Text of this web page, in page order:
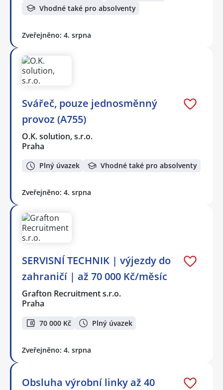
Vhodné také pro absolventy
Zveřejněno: 4. srpna
Svářeč, pouze jednosměnný
provoz (A755)
O.K. solution, s.r.o.
Praha
Plný úvazek Vhodné také pro absolventy
Zveřejněno: 4. srpna
SERVISNÍ TECHNIK | výjezdy do
zahraničí | až 70 000 Kč/měsíc
Grafton Recruitment s.r.o.
Praha
70 000 Kč Plný úvazek
Zveřejněno: 4. srpna
Obsluha výrobní linky až 40